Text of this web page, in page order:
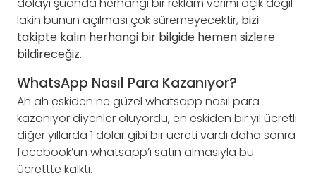
dolayı şuanda herhangi bir reklam verimi açık değil
lakin bunun açılması çok süremeyecektir, bizi
takipte kalın herhangi bir bilgide hemen sizlere
bildireceğiz.
WhatsApp Nasıl Para Kazanıyor?
Ah ah eskiden ne güzel whatsapp nasıl para
kazanıyor diyenler oluyordu, en eskiden bir yıl ücretli
diğer yıllarda 1 dolar gibi bir ücreti vardı daha sonra
facebook’un whatsapp’ı satın almasıyla bu
ücrettte kalktı.